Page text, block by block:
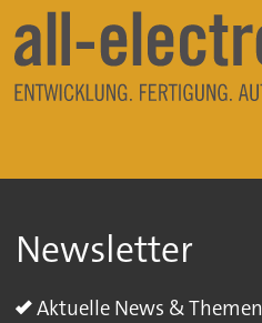
Newsletter
Aktuelle News & Themen